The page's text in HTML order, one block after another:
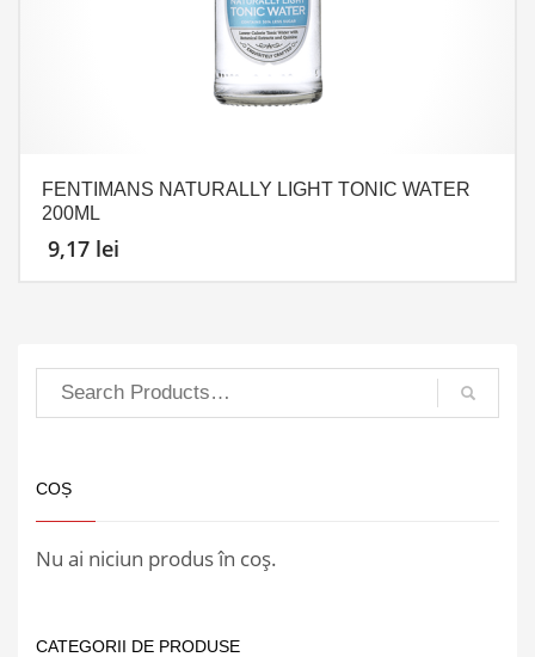
FENTIMANS NATURALLY LIGHT TONIC WATER
200ML
9,17 lei
COȘ
Nu ai niciun produs în coș.
CATEGORII DE PRODUSE